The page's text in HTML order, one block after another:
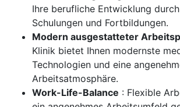
Ihre berufliche Entwicklung
Schulungen und Fortbildungen.
Modern ausgestatteter
Klinik bietet Ihnen modernste
Technologien und eine
Arbeitsatmosphäre.
Work-Life-Balance : Flexible